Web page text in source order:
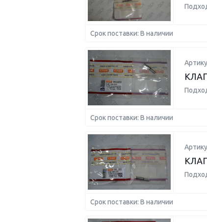
Срок поставки: В наличии
Срок поставки: В наличии
Срок поставки: В наличии